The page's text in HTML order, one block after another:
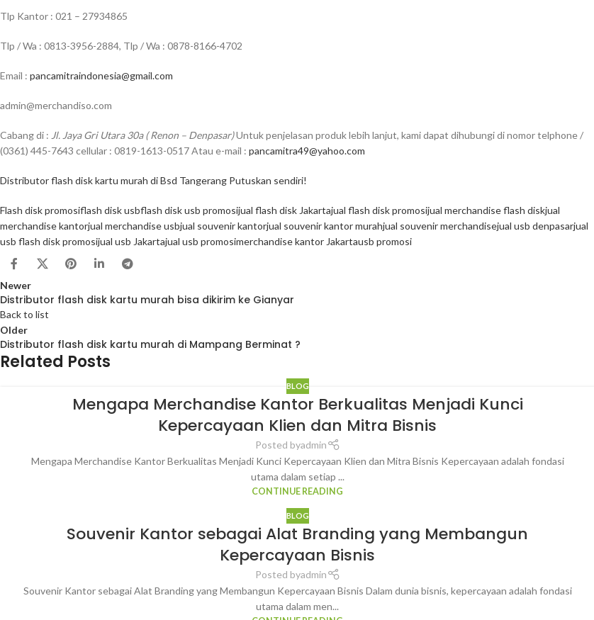
Tlp Kantor : 021 – 27934865
Tlp / Wa : 0813-3956-2884, Tlp / Wa : 0878-8166-4702
Email : pancamitraindonesia@gmail.com
admin@merchandiso.com
Cabang di : Jl. Jaya Gri Utara 30a ( Renon – Denpasar)Untuk penjelasan produk lebih lanjut, kami dapat dihubungi di nomor telphone /
(0361) 445-7643 cellular : 0819-1613-0517 Atau e-mail : pancamitra49@yahoo.com
Distributor flash disk kartu murah di Bsd Tangerang Putuskan sendiri!
Flash disk promosiflash disk usbflash disk usb promosijual flash disk Jakartajual flash disk promosijual merchandise flash diskjual
merchandise kantorjual merchandise usbjual souvenir kantorjual souvenir kantor murahjual souvenir merchandisejual usb denpasarjual
usb flash disk promosijual usb Jakartajual usb promosimerchandise kantor Jakartausb promosi
Newer
Distributor flash disk kartu murah bisa dikirim ke Gianyar
Back to list
Older
Distributor flash disk kartu murah di Mampang Berminat ?
Related Posts
BLOG
Mengapa Merchandise Kantor Berkualitas Menjadi Kunci
Kepercayaan Klien dan Mitra Bisnis
Posted byadmin
Mengapa Merchandise Kantor Berkualitas Menjadi Kunci Kepercayaan Klien dan Mitra Bisnis Kepercayaan adalah fondasi
utama dalam setiap ...
CONTINUE READING
BLOG
Souvenir Kantor sebagai Alat Branding yang Membangun
Kepercayaan Bisnis
Posted byadmin
Souvenir Kantor sebagai Alat Branding yang Membangun Kepercayaan Bisnis Dalam dunia bisnis, kepercayaan adalah fondasi
utama dalam men...